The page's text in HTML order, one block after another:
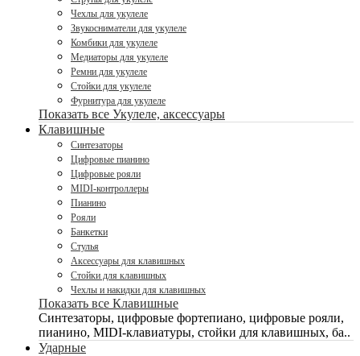
Чехлы для укулеле
Звукосниматели для укулеле
Комбики для укулеле
Медиаторы для укулеле
Ремни для укулеле
Стойки для укулеле
Фурнитура для укулеле
Показать все Укулеле, аксессуары
Клавишные
Синтезаторы
Цифровые пианино
Цифровые рояли
MIDI-контроллеры
Пианино
Рояли
Банкетки
Стулья
Аксессуары для клавишных
Стойки для клавишных
Чехлы и накидки для клавишных
Показать все Клавишные
Синтезаторы, цифровые фортепиано, цифровые рояли,
пианино, MIDI-клавиатуры, стойки для клавишных, ба..
Ударные